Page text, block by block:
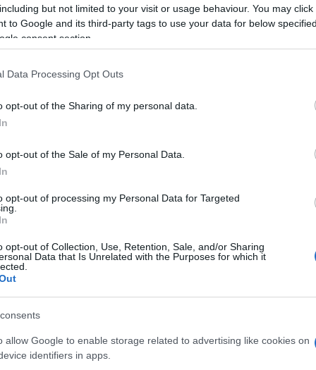
but not limited to your visit or usage behaviour. You may
to Google and its third-party tags to use your data for below
consent section.
Data Processing Opt Outs
opt-out of the Sharing of my personal data.
opt-out of the Sale of my Personal Data.
opt-out of processing my Personal Data for Targeted
opt-out of Collection, Use, Retention, Sale, and/or Sharing
Data that Is Unrelated with the Purposes for which it
allow Google to enable storage related to advertising like cookies on
identifiers in apps.
Γκέιτς: Ακύρωσε την ομιλία του στην
πει ο δισεκατομμυριούχος για την σχέση του με τον
Γκέιτς: Η αντίδραση της συζύγου
όνομα του στα αρχεία Επστάιν –
που είμαι μακριά από αυτή τη